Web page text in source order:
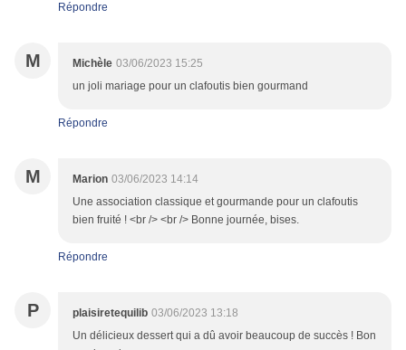
Répondre
M Michèle 03/06/2023 15:25
un joli mariage pour un clafoutis bien gourmand
Répondre
M Marion 03/06/2023 14:14
Une association classique et gourmande pour un clafoutis
bien fruité ! <br /> <br /> Bonne journée, bises.
Répondre
P plaisiretequilib 03/06/2023 13:18
Un délicieux dessert qui a dû avoir beaucoup de succès ! Bon